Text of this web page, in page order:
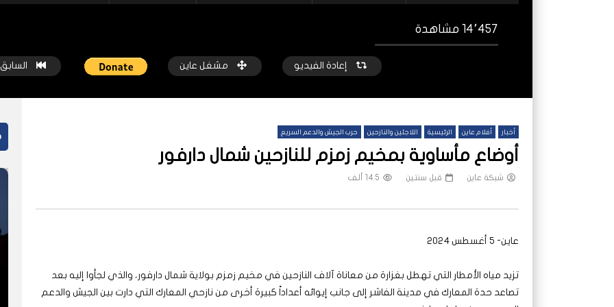
14٬457 مشاهدة
إعادة الفيديو مشغل عاين السابق
شاهد لاحقاً
عملتان وتطبيق مصرفي واحد.. كيف
تشظى النظام المصرفي في حرب السودان؟
شاهد لاحقاً
جروحٌ لا تُرى.. حرب السودان تمتد
أخبار أفلام عاين الرئيسية اللاجئين والنازحين حرب الجيش والدعم السريع
أوضاع مأساوية بمخيم زمزم للنازحين شمال دارفور
شبكة عاين قبل سنتين 14.5 ألف
عاين- 5 أغسطس 2024
تزيد مياه الأمطار التي تهطل بغزارة من معاناة آلاف النازحين في مخيم زمزم بولاية شمال دارفور، والذي لجأوا إليه بعد
تصاعد حدة المعارك في مدينة الفاشر إلى جانب إيوائه أعداداً كبيرة أخرى من نازحي المعارك التي دارت بين الجيش والدعم